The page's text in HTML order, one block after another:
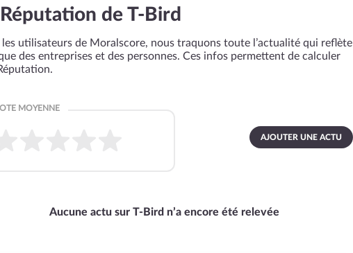
Réputation de T-Bird
les utilisateurs de Moralscore, nous traquons toute l’actualité qui reflète
des entreprises et des personnes. Ces infos permettent de calculer
AJOUTER UNE ACTU
Aucune actu sur T-Bird n’a encore été relevée